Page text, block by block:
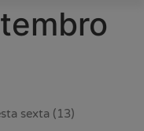
sexta (13)